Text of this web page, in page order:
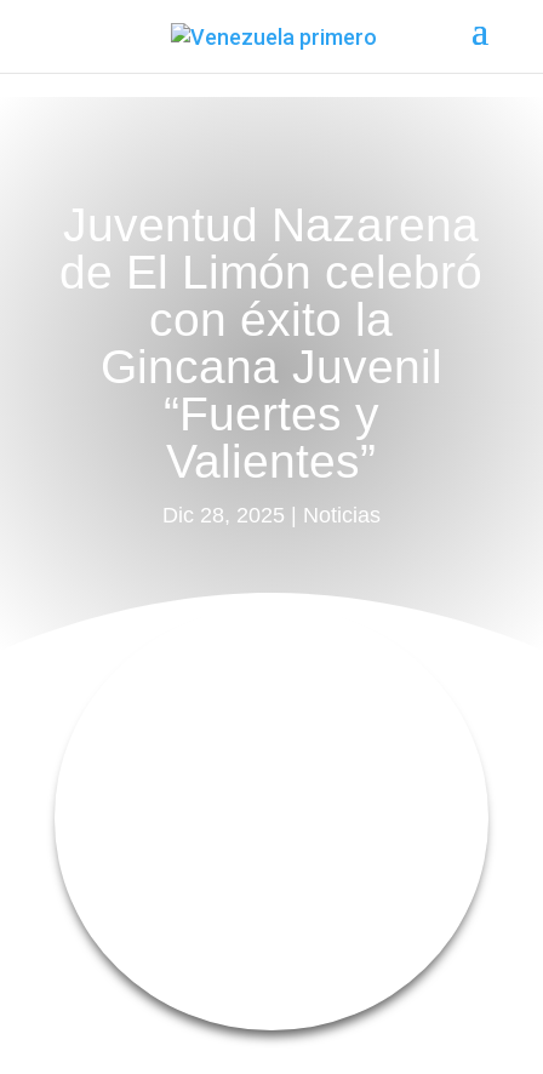
Juventud Nazarena
de El Limón celebró
con éxito la
Gincana Juvenil
“Fuertes y
Valientes”
Dic 28, 2025 Noticias